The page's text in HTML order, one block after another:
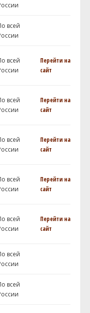
всей
всей
Перейти на
сайт
всей
Перейти на
сайт
всей
Перейти на
сайт
всей
Перейти на
сайт
всей
Перейти на
сайт
всей
всей